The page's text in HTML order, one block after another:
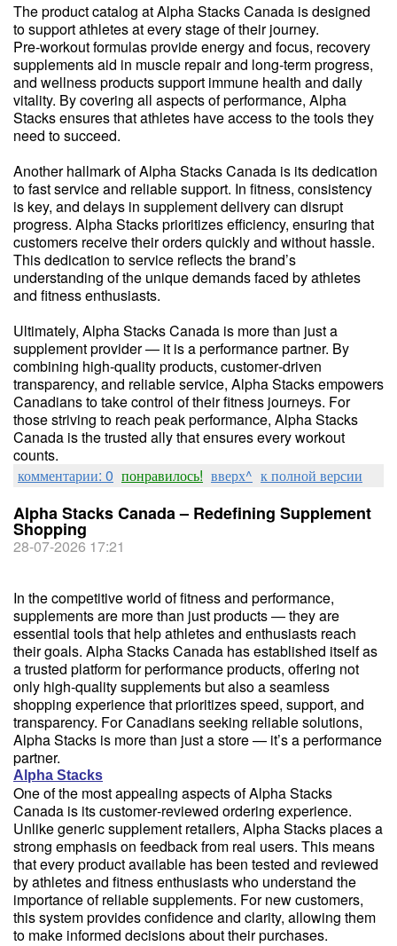
The product catalog at Alpha Stacks Canada is designed
to support athletes at every stage of their journey.
Pre‑workout formulas provide energy and focus, recovery
supplements aid in muscle repair and long‑term progress,
and wellness products support immune health and daily
vitality. By covering all aspects of performance, Alpha
Stacks ensures that athletes have access to the tools they
need to succeed.
Another hallmark of Alpha Stacks Canada is its dedication
to fast service and reliable support. In fitness, consistency
is key, and delays in supplement delivery can disrupt
progress. Alpha Stacks prioritizes efficiency, ensuring that
customers receive their orders quickly and without hassle.
This dedication to service reflects the brand’s
understanding of the unique demands faced by athletes
and fitness enthusiasts.
Ultimately, Alpha Stacks Canada is more than just a
supplement provider — it is a performance partner. By
combining high‑quality products, customer‑driven
transparency, and reliable service, Alpha Stacks empowers
Canadians to take control of their fitness journeys. For
those striving to reach peak performance, Alpha Stacks
Canada is the trusted ally that ensures every workout
counts.
комментарии: 0 понравилось! вверх^ к полной версии
Alpha Stacks Canada – Redefining Supplement
Shopping
28-07-2026 17:21
In the competitive world of fitness and performance,
supplements are more than just products — they are
essential tools that help athletes and enthusiasts reach
their goals. Alpha Stacks Canada has established itself as
a trusted platform for performance products, offering not
only high‑quality supplements but also a seamless
shopping experience that prioritizes speed, support, and
transparency. For Canadians seeking reliable solutions,
Alpha Stacks is more than just a store — it’s a performance
partner.
Alpha Stacks
One of the most appealing aspects of Alpha Stacks
Canada is its customer‑reviewed ordering experience.
Unlike generic supplement retailers, Alpha Stacks places a
strong emphasis on feedback from real users. This means
that every product available has been tested and reviewed
by athletes and fitness enthusiasts who understand the
importance of reliable supplements. For new customers,
this system provides confidence and clarity, allowing them
to make informed decisions about their purchases.